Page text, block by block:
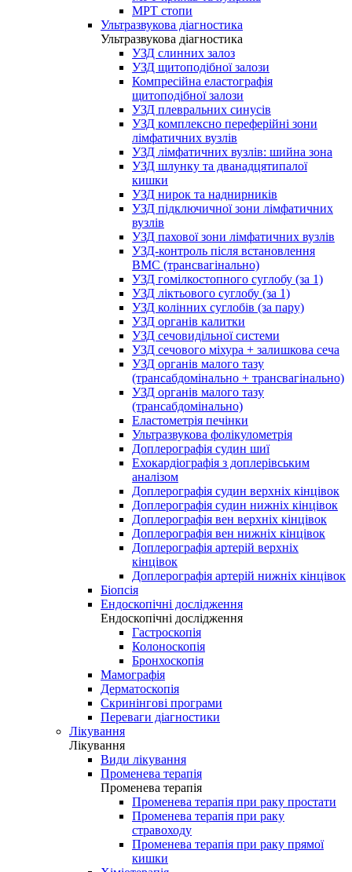
МРТ стопи
Ультразвукова діагностика
Ультразвукова діагностика
УЗД слинних залоз
УЗД щитоподібної залози
Компресійна еластографія
щитоподібної залози
УЗД плевральних синусів
УЗД комплексно переферійні зони
лімфатичних вузлів
УЗД лімфатичних вузлів: шийна зона
УЗД шлунку та дванадцятипалої
кишки
УЗД нирок та наднирників
УЗД підключичної зони лімфатичних
вузлів
УЗД пахової зони лімфатичних вузлів
УЗД-контроль після встановлення
ВМС (трансвагінально)
УЗД гомілкостопного суглобу (за 1)
УЗД ліктьового суглобу (за 1)
УЗД колінних суглобів (за пару)
УЗД органів калитки
УЗД сечовидільної системи
УЗД сечового міхура + залишкова сеча
УЗД органів малого тазу
(трансабдомінально + трансвагінально)
УЗД органів малого тазу
(трансабдомінально)
Еластометрія печінки
Ультразвукова фолікулометрія
Доплерографія судин шиї
Ехокардіографія з доплерівським
аналізом
Доплерографія судин верхніх кінцівок
Доплерографія судин нижніх кінцівок
Доплерографія вен верхніх кінцівок
Доплерографія вен нижніх кінцівок
Доплерографія артерій верхніх
кінцівок
Доплерографія артерій нижніх кінцівок
Біопсія
Ендоскопічні дослідження
Ендоскопічні дослідження
Гастроскопія
Колоноскопія
Бронхоскопія
Мамографія
Дерматоскопія
Скринінгові програми
Переваги діагностики
Лікування
Лікування
Види лікування
Променева терапія
Променева терапія
Променева терапія при раку простати
Променева терапія при раку
стравоходу
Променева терапія при раку прямої
кишки